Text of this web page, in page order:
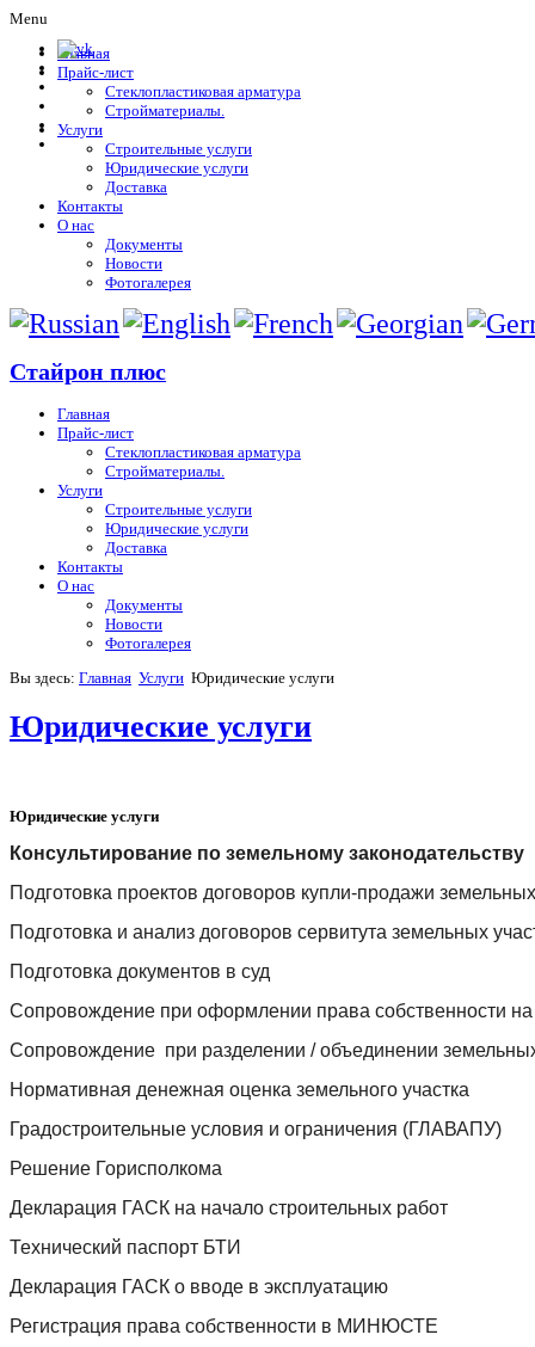
Menu
Главная
Прайс-лист
Стеклопластиковая арматура
Стройматериалы.
Услуги
Строительные услуги
Юридические услуги
Доставка
Контакты
О нас
Документы
Новости
Фотогалерея
Стайрон плюс
Главная
Прайс-лист
Стеклопластиковая арматура
Стройматериалы.
Услуги
Строительные услуги
Юридические услуги
Доставка
Контакты
О нас
Документы
Новости
Фотогалерея
Вы здесь: Главная Услуги Юридические услуги
Юридические услуги
Юридические услуги
Консультирование по земельному законодательству
Подготовка проектов договоров купли-продажи
Подготовка и анализ договоров сервитута земельных
Подготовка документов в суд
Сопровождение при оформлении права собственности на
Сопровождение при разделении / объединении
Нормативная денежная оценка земельного участка
Градостроительные условия и ограничения (ГЛАВАПУ)
Решение Горисполкома
Декларация ГАСК на начало строительных работ
Технический паспорт БТИ
Декларация ГАСК о вводе в эксплуатацию
Регистрация права собственности в МИНЮСТЕ